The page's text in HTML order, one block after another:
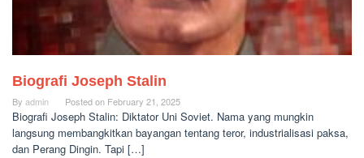
Biografi Joseph Stalin
By admin Posted on February 21, 2025
Biografi Joseph Stalin: Diktator Uni Soviet. Nama yang mungkin
langsung membangkitkan bayangan tentang teror, industrialisasi paksa,
dan Perang Dingin. Tapi […]